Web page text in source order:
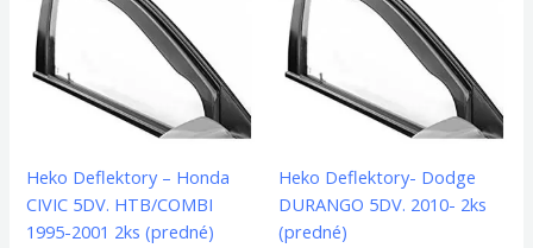
Heko Deflektory – Honda
CIVIC 5DV. HTB/COMBI
1995-2001 2ks (predné)
Heko Deflektory- Dodge
DURANGO 5DV. 2010- 2ks
(predné)